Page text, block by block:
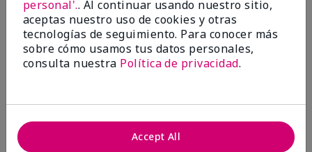
Evaluado en
marykay.com/en-us/
Comentarios sobre White Tea & Citrus Satin
Hands® Nourishing Shea Cream
I've used for dry skin. I use them myself and buy
them for gifts for friends and family. They're priced
fairly and worth the cost.
personal'.. Al continuar usando nuestro sitio,
aceptas nuestro uso de cookies y otras
tecnologías de seguimiento. Para conocer más
sobre cómo usamos tus datos personales,
consulta nuestra Política de privacidad.
Accept All